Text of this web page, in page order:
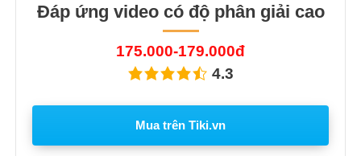
Đáp ứng video có độ phân giải cao
175.000-179.000đ
4.3
Mua trên Tiki.vn